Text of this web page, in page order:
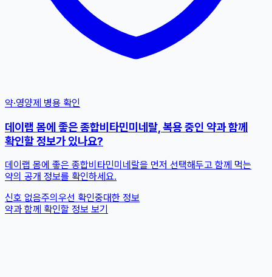
약·영양제 병용 확인
데이랩 몸에 좋은 종합비타민미네랄, 복용 중인 약과 함께
확인할 정보가 있나요?
데이랩 몸에 좋은 종합비타민미네랄을 먼저 선택해두고 함께 먹는
약의 공개 정보를 확인하세요.
신호 없음주의 우선 확인중대한 정보
약과 함께 확인할 정보 보기